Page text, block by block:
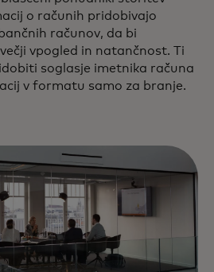
o računih pridobivajo
računov, da bi
vpogled in natančnost. Ti
soglasje imetnika računa
v formatu samo za branje.